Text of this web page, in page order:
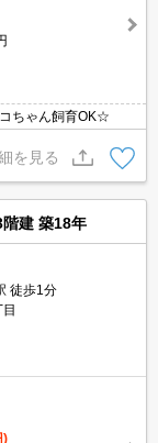
ちゃん飼育OK☆
を見る
建 築18年
徒歩1分
)